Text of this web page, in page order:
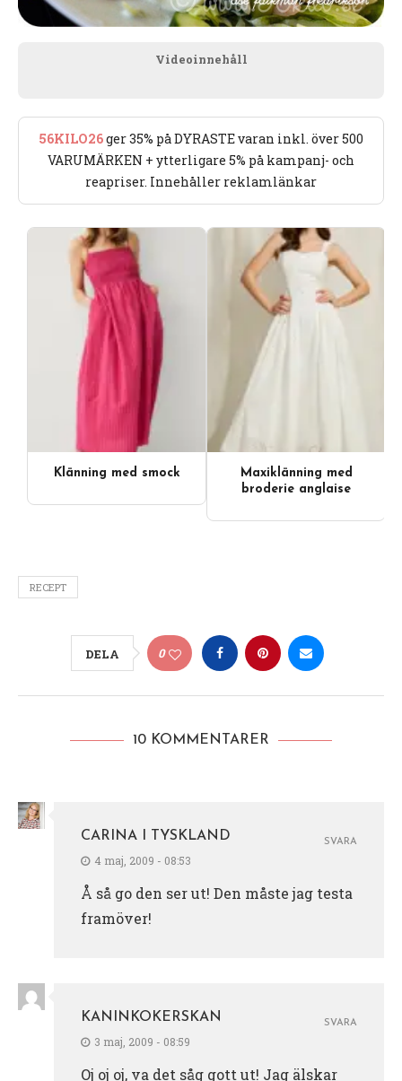
Videoinnehåll
56KILO26ger 35% på DYRASTE varan inkl. över 500
VARUMÄRKEN + ytterligare 5% på kampanj- och
reapriser. Innehåller reklamlänkar
Klänning med smock
Maxiklänning med
broderie anglaise
RECEPT
DELA 0
10 KOMMENTARER
CARINA I TYSKLAND
4 maj, 2009 - 08:53
Å så go den ser ut! Den måste jag testa
framöver!
SVARA
KANINKOKERSKAN
3 maj, 2009 - 08:59
Oj oj oj, va det såg gott ut! Jag älskar
SVARA